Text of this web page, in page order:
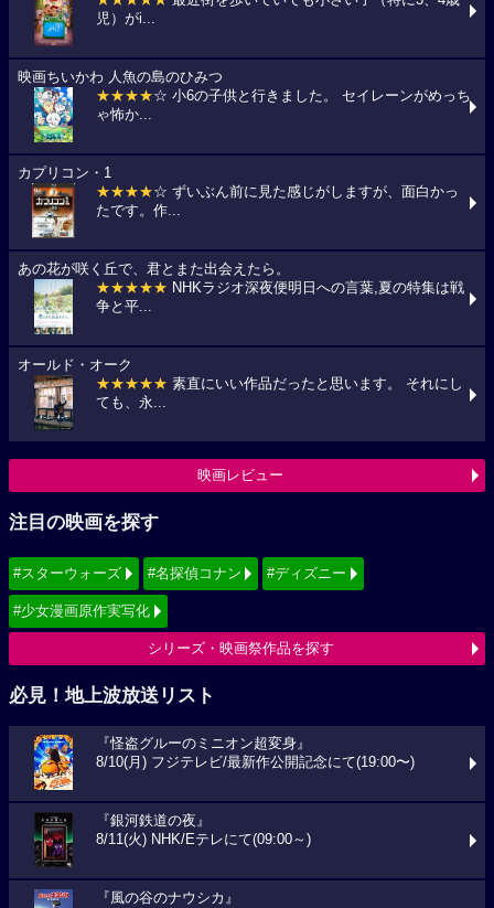
児）がi...
映画ちいかわ 人魚の島のひみつ
★★★★☆ 小6の子供と行きました。 セイレーンがめっち
ゃ怖か...
カプリコン・1
★★★★☆ ずいぶん前に見た感じがしますが、面白かっ
たです。作...
あの花が咲く丘で、君とまた出会えたら。
★★★★★ NHKラジオ深夜便明日への言葉,夏の特集は戦
争と平...
オールド・オーク
★★★★★ 素直にいい作品だったと思います。 それにし
ても、永...
映画レビュー
注目の映画を探す
#スターウォーズ #名探偵コナン #ディズニー
#少女漫画原作実写化
シリーズ・映画祭作品を探す
必見！地上波放送リスト
『怪盗グルーのミニオン超変身』
8/10(月) フジテレビ/最新作公開記念にて(19:00〜)
『銀河鉄道の夜』
8/11(火) NHK/Eテレにて(09:00～)
『風の谷のナウシカ』